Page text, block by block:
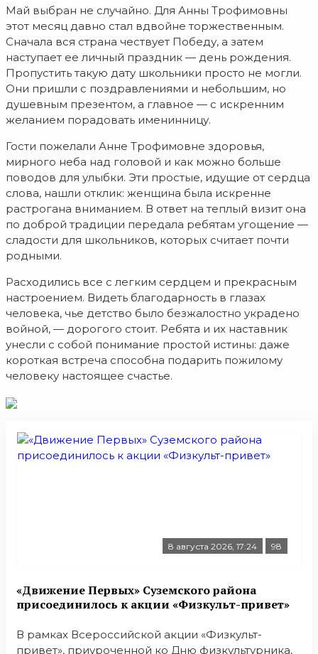
Май выбран не случайно. Для Анны Трофимовны
этот месяц давно стал вдвойне торжественным.
Сначала вся страна чествует Победу, а затем
наступает ее личный праздник — день рождения.
Пропустить такую дату школьники просто не могли.
Они пришли с поздравлениями и небольшим, но
душевным презентом, а главное — с искренним
желанием порадовать именинницу.
Гости пожелали Анне Трофимовне здоровья,
мирного неба над головой и как можно больше
поводов для улыбки. Эти простые, идущие от сердца
слова, нашли отклик: женщина была искренне
растрогана вниманием. В ответ на теплый визит она
по доброй традиции передала ребятам угощение —
сладости для школьников, которых считает почти
родными.
Расходились все с легким сердцем и прекрасным
настроением. Видеть благодарность в глазах
человека, чье детство было безжалостно украдено
войной, — дорогого стоит. Ребята и их наставник
унесли с собой понимание простой истины: даже
короткая встреча способна подарить пожилому
человеку настоящее счастье.
8 августа 2026, 17:24 98
«Движение Первых» Суземского района
присоединилось к акции «Физкульт-привет»
В рамках Всероссийской акции «Физкульт-
привет», приуроченной ко Дню физкультурника,